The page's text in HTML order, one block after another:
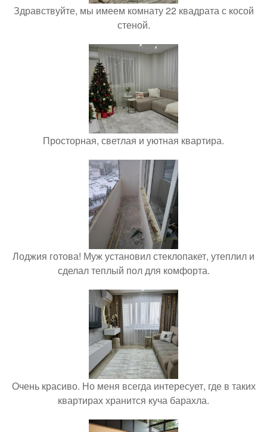
Здравствуйте, мы имеем комнату 22 квадрата с косой
стеной.
Просторная, светлая и уютная квартира.
Лоджия готова! Муж установил стеклопакет, утеплил и
сделал теплый пол для комфорта.
Очень красиво. Но меня всегда интересует, где в таких
квартирах хранится куча барахла.